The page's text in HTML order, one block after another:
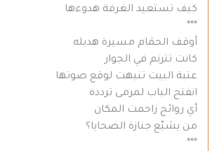
كيف تستعيد الغرفة هدوءها
***
أوقف الحمَام مسيرة هديله
كانت تترنم في الجوار
عتبة البيت تنبهت لوقع صوتها
انفتح الباب لمرمى تردده
أي روائح زاحمت المكان
من يشيّع جنازة الضحايا؟
***